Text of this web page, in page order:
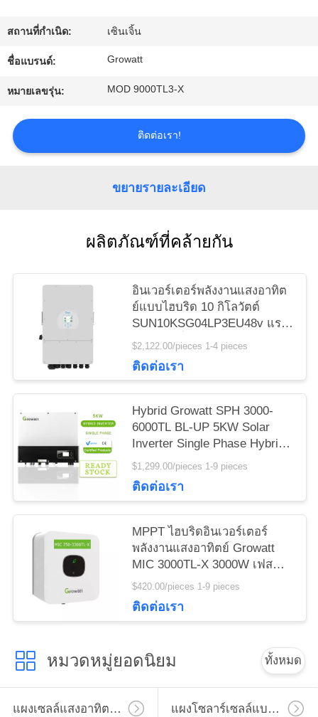
แผนผัง
เว็บไซต์
PRIVACY
สถานที่กำเนิด: เซินเจิ้น
ชื่อแบรนด์: Growatt
หมายเลขรุ่น: MOD 9000TL3-X
ติดต่อเรา!
ขยายรายละเอียด
ผลิตภัณฑ์ที่คล้ายกัน
อินเวอร์เตอร์พลังงานแสงอาทิต
ย์แบบไฮบริด 10 กิโลวัตต์
SUN10KSG04LP3EU48v แรง
ดันไฟฟ้าต่ำสามเฟส Deye อิน
เวอร์เตอร์ไฮบริด 10 กิโลวัตต์
$2,122.00/pieces 1-4 pieces
ติดต่อเรา
Hybrid Growatt SPH 3000-
6000TL BL-UP 5KW Solar
Inverter Single Phase Hybrid
Inverter
$1,299.00/pieces 1-9 pieces
ติดต่อเรา
MPPT ไฮบริดอินเวอร์เตอร์
พลังงานแสงอาทิตย์ Growatt
MIC 3000TL-X 3000W เฟส
เดียวบนกริดอินเวอร์เตอร์
$420.00/pieces 1-9 pieces
ติดต่อเรา
หมวดหมู่ยอดนิยม ทั้งหมด
แผงเซลล์แสงอาทิตย์โมโน แผงโซลาร์เซลล์แบบโพลีคริสตัลไลน์